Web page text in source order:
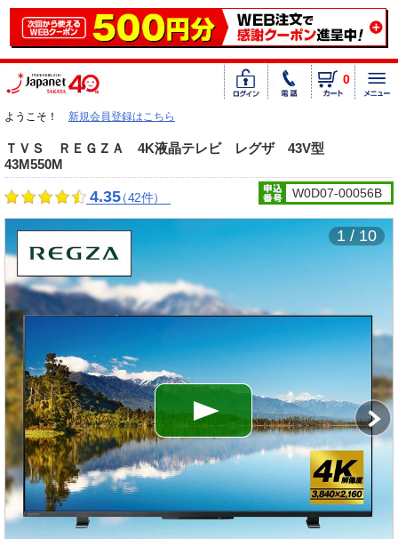
0
ようこそ！ 新規会員登録はこちら
ＴＶＳ ＲＥＧＺＡ 4K液晶テレビ レグザ 43V型
43M550M
4.35（42件） W0D07-00056B
1 / 10